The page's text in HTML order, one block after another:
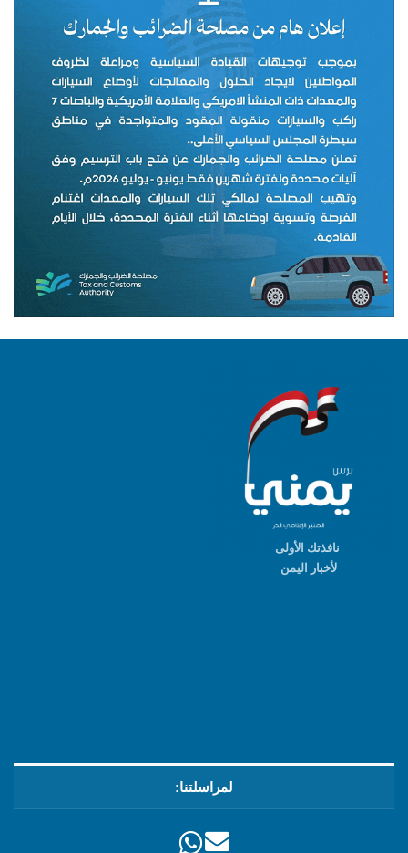
نافذتك الأولى
لأخبار اليمن
لمراسلتنا: